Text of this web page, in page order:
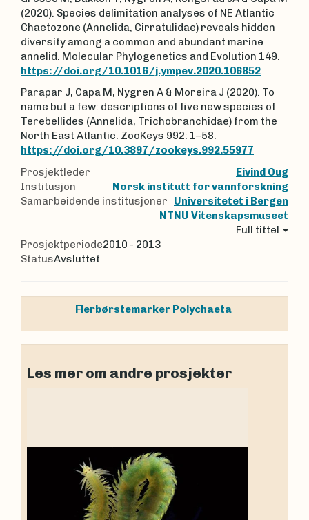
(2020). Species delimitation analyses of NE Atlantic
Chaetozone (Annelida, Cirratulidae) reveals hidden
diversity among a common and abundant marine
annelid. Molecular Phylogenetics and Evolution 149.
https://doi.org/10.1016/j.ympev.2020.106852
Parapar J, Capa M, Nygren A & Moreira J (2020). To
name but a few: descriptions of five new species of
Terebellides (Annelida, Trichobranchidae) from the
North East Atlantic. ZooKeys 992: 1–58.
https://doi.org/10.3897/zookeys.992.55977
Prosjektleder
Eivind Oug
Institusjon
Norsk institutt for vannforskning
Samarbeidende institusjoner
Universitetet i Bergen
NTNU Vitenskapsmuseet
Full tittel
Prosjektperiode2010 - 2013
StatusAvsluttet
Flerbørstemarker Polychaeta
Les mer om andre prosjekter